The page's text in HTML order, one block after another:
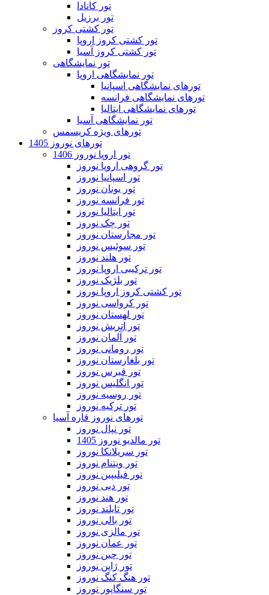
تور کانادا
تور برزیل
تور کشتی کروز
تور کشتی کروز اروپا
تور کشتی کروز آسیا
تور نمایشگاهی
تور نمایشگاهی اروپا
تورهای نمایشگاهی اسپانیا
تورهای نمایشگاهی فرانسه
تورهای نمایشگاهی ایتالیا
تور نمایشگاهی آسیا
تورهای ویژه کریسمس
تورهای نوروز 1405
تور اروپا نوروز 1406
تور گروهی اروپا نوروز
تور اسپانیا نوروز
تور یونان نوروز
تور فرانسه نوروز
تور ایتالیا نوروز
تور چک نوروز
تور مجارستان نوروز
تور سوئیس نوروز
تور هلند نوروز
تور ترکیبی اروپا نوروز
تور بلژیک نوروز
تور کشتی کروز اروپا نوروز
تور کرواسی نوروز
تور لهستان نوروز
تور اتریش نوروز
تور آلمان نوروز
تور رومانی نوروز
تور بلغارستان نوروز
تور قبرس نوروز
تور انگلیس نوروز
تور روسیه نوروز
تور ترکیه نوروز
تورهای نوروز قاره آسیا
تور نپال نوروز
تور مالدیو نوروز 1405
تور سریلانکا نوروز
تور ویتنام نوروز
تور فیلیپین نوروز
تور دبی نوروز
تور هند نوروز
تور تایلند نوروز
تور بالی نوروز
تور مالزی نوروز
تور عمان نوروز
تور چین نوروز
تور ژاپن نوروز
تور هنگ کنگ نوروز
تور سنگاپور نوروز